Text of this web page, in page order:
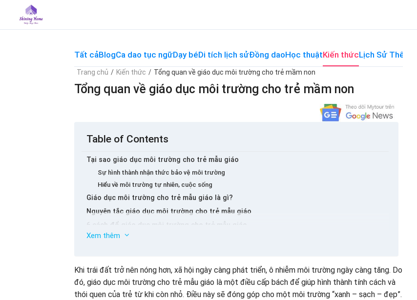
content
Tất cảBlogCa dao tục ngữDạy béDi tích lịch sửĐồng daoHọc thuậtKiến thứcLịch Sử Thế Giới
Trang chủ / Kiến thức / Tổng quan về giáo dục môi trường cho trẻ mầm non
Tổng quan về giáo dục môi trường cho trẻ mầm non
Table of Contents
Tại sao giáo dục môi trường cho trẻ mẫu giáo
Sự hình thành nhận thức bảo vệ môi trường
Hiểu về môi trường tự nhiên, cuộc sống
Giáo dục môi trường cho trẻ mẫu giáo là gì?
Nguyên tắc giáo dục môi trường cho trẻ mẫu giáo
6 cách để giáo dục môi trường cho trẻ mẫu giáo
Một số điều mà cha mẹ nên lưu ý trong môi trường giáo dục môi trường cho con cái của họ
Xem thêm
Khi trái đất trở nên nóng hơn, xã hội ngày càng phát triển, ô nhiễm môi trường ngày càng tăng. Do
đó, giáo dục môi trường cho trẻ mẫu giáo là một điều cấp bách để giúp hình thành tính cách và
thói quen của trẻ từ khi còn nhỏ. Điều này sẽ đóng góp cho một môi trường “xanh – sạch – đẹp”.